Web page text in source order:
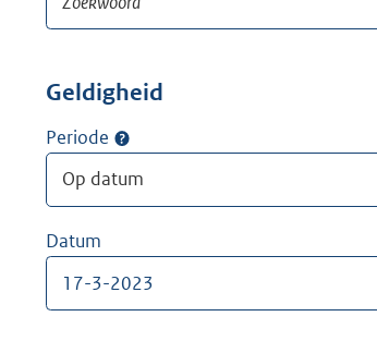
Geldigheid
Periode
Datum